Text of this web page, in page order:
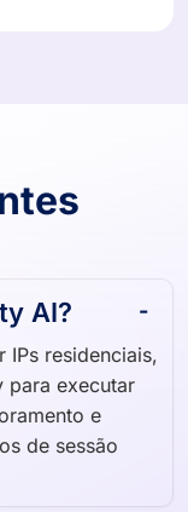
AI?
IPs residenciais,
para executar
e
de sessão